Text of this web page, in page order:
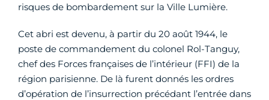
risques de bombardement sur la Ville Lumière.
Cet abri est devenu, à partir du 20 août 1944, le
poste de commandement du colonel Rol-Tanguy,
chef des Forces françaises de l’intérieur (FFI) de la
région parisienne. De là furent donnés les ordres
d’opération de l’insurrection précédant l’entrée dans